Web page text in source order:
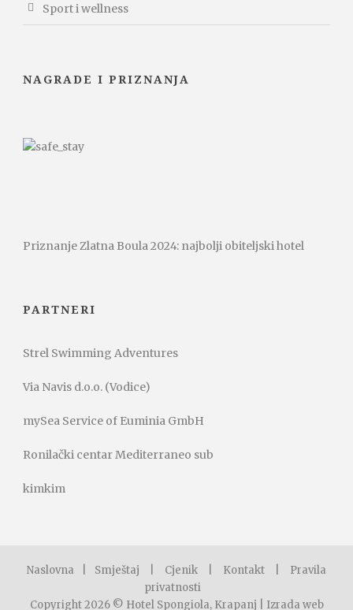
Sport i wellness
NAGRADE I PRIZNANJA
Priznanje Zlatna Boula 2024: najbolji obiteljski hotel
PARTNERI
Strel Swimming Adventures
Via Navis d.o.o. (Vodice)
mySea Service of Euminia GmbH
Ronilački centar Mediterraneo sub
kimkim
Naslovna Smještaj Cjenik Kontakt
Pravila
privatnosti
Copyright 2026 © Hotel Spongiola, Krapanj | Izrada web